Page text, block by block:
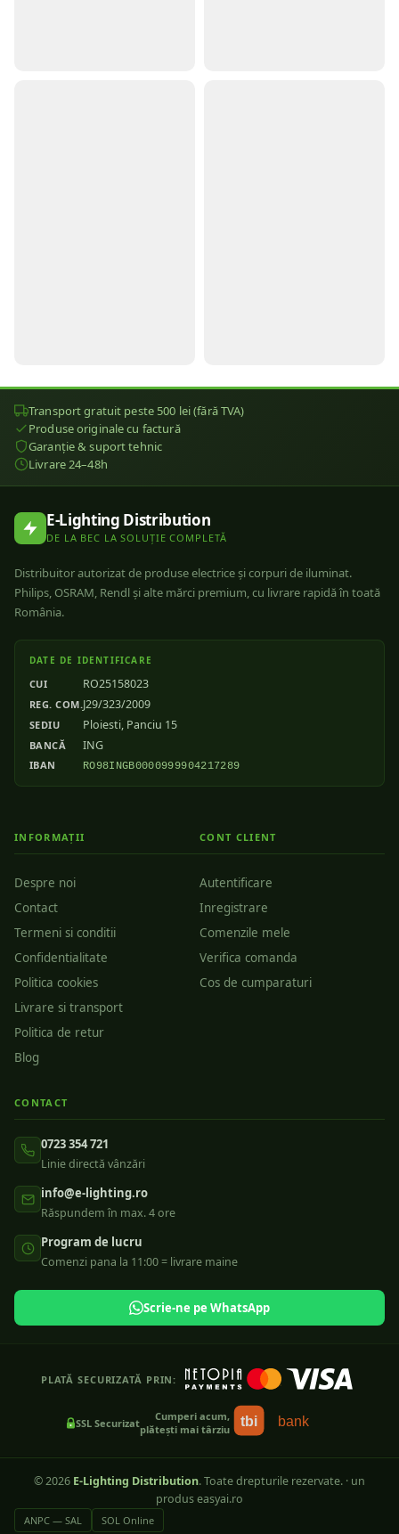
Transport gratuit peste 500 lei (fără TVA)
Produse originale cu factură
Garanție & suport tehnic
Livrare 24–48h
E-Lighting Distribution
DE LA BEC LA SOLUȚIE COMPLETĂ
Distribuitor autorizat de produse electrice și corpuri de iluminat.
Philips, OSRAM, Rendl și alte mărci premium, cu livrare rapidă în toată
România.
DATE DE IDENTIFICARE
CUI RO25158023
REG. COM.J29/323/2009
SEDIU Ploiesti, Panciu 15
BANCĂ ING
IBAN RO98INGB0000999904217289
INFORMAȚII
Despre noi
Contact
Termeni si conditii
Confidentialitate
Politica cookies
Livrare si transport
Politica de retur
Blog
CONT CLIENT
Autentificare
Inregistrare
Comenzile mele
Verifica comanda
Cos de cumparaturi
CONTACT
0723 354 721
Linie directă vânzări
info@e-lighting.ro
Răspundem în max. 4 ore
Program de lucru
Comenzi pana la 11:00 = livrare maine
Scrie-ne pe WhatsApp
PLATĂ SECURIZATĂ PRIN:
SSL Securizat
Cumperi acum,
plătești mai târziu
tbi bank
©2026 E-Lighting Distribution. Toate drepturile rezervate. · un
produs easyai.ro
ANPC — SAL SOL Online